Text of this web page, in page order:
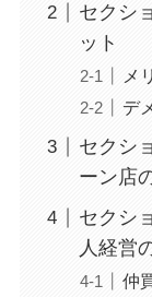
セクシ
ット
メ
デ
セクシ
ーン店
セクシ
人経営
仲